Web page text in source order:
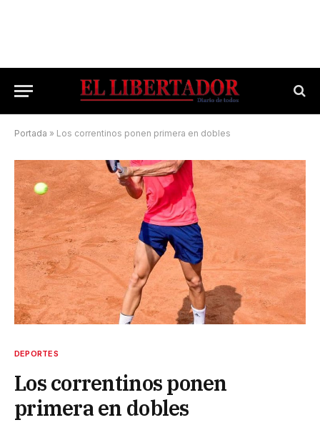
Portada » Los correntinos ponen primera en dobles
DEPORTES
Los correntinos ponen
primera en dobles